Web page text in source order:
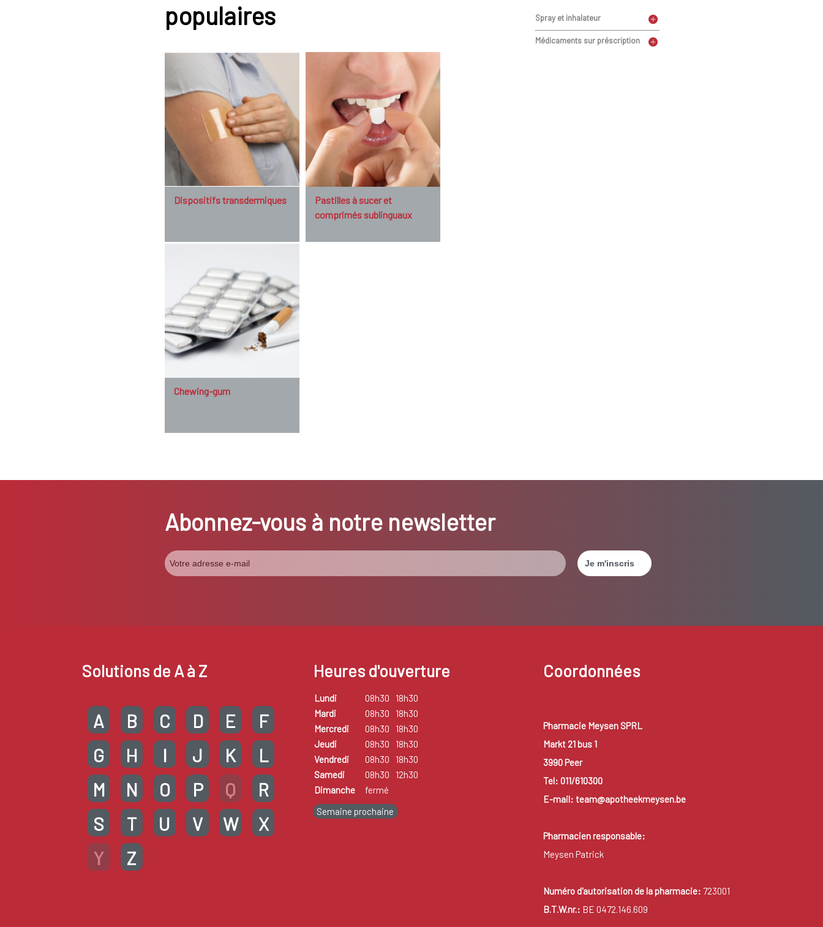
populaires
Dispositifs transdermiques
Pastilles à sucer et
comprimés sublinguaux
Chewing-gum
Spray et inhalateur
Médicaments sur préscription
Abonnez-vous à notre newsletter
Solutions de A à Z
A B C D E
F
G
H I J K
L
M
N O P Q
R
S
T U V W
X
Y
Z
Heures d'ouverture
Lundi 08h30
18h30
Mardi
08h30
18h30
Mercredi
08h30
18h30
Jeudi
08h30
18h30
Vendredi
08h30
18h30
Samedi
08h30
12h30
Dimanche
fermé
Semaine prochaine
Coordonnées
Pharmacie Meysen SPRL
Markt 21 bus 1
3990 Peer
Tel: 011/610300
E-mail: team@apotheekmeysen.be
Pharmacien responsable:
Meysen Patrick
Numéro d'autorisation de la pharmacie: 723001
B.T.W.nr.: BE 0472.146.609